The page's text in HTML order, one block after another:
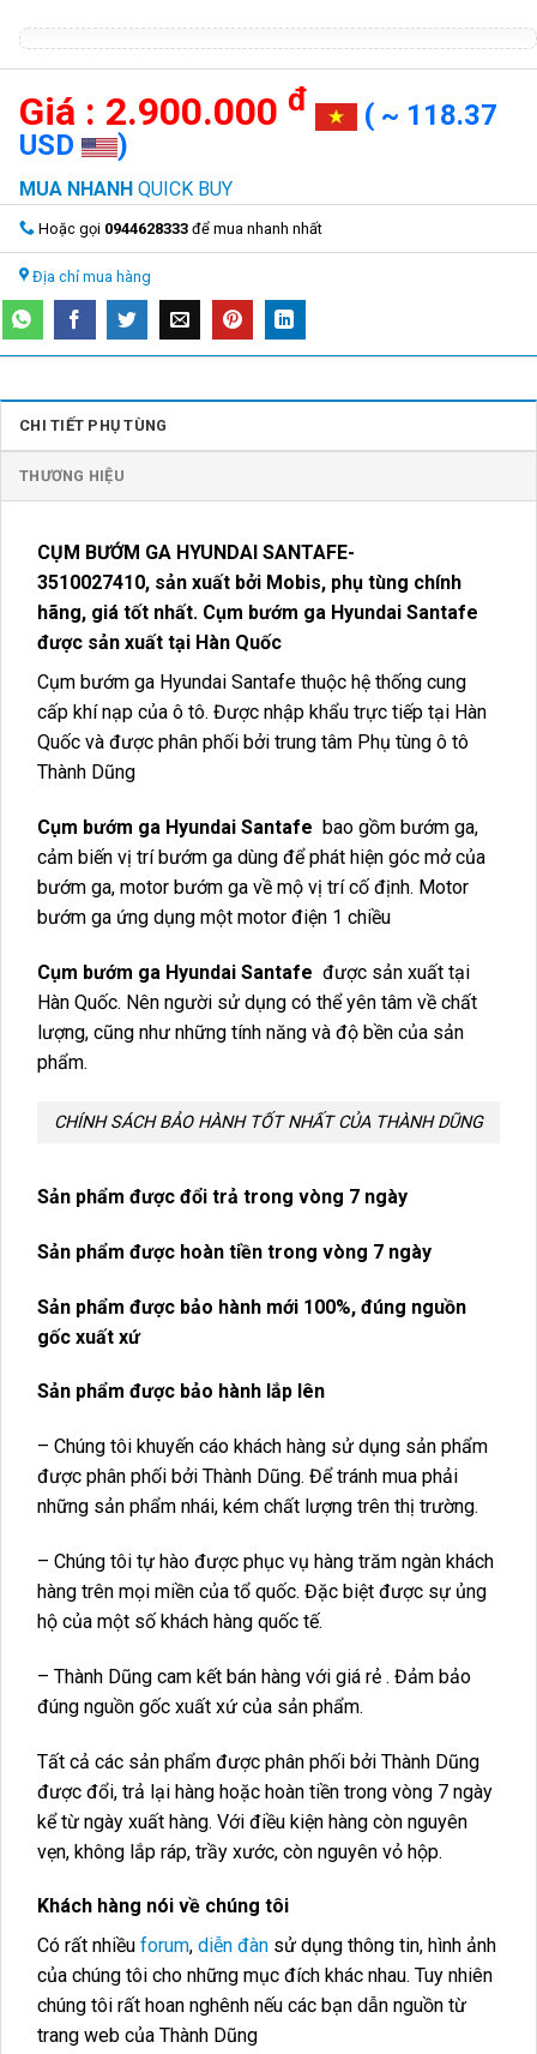
2.900.000 đ
( ~ 118.37
USD
)
MUA NHANH QUICK BUY
Hoặc gọi 0944628333 để mua nhanh nhất
Địa chỉ mua hàng
CHI TIẾT PHỤ TÙNG
THƯƠNG HIỆU
CỤM BƯỚM GA HYUNDAI SANTAFE-
3510027410, sản xuất bởi Mobis, phụ tùng chính
hãng, giá tốt nhất. Cụm bướm ga Hyundai Santafe
được sản xuất tại Hàn Quốc
Cụm bướm ga Hyundai Santafe thuộc hệ thống cung
cấp khí nạp của ô tô. Được nhập khẩu trực tiếp tại Hàn
Quốc và được phân phối bởi trung tâm Phụ tùng ô tô
Thành Dũng
Cụm bướm ga Hyundai Santafe bao gồm bướm ga,
cảm biến vị trí bướm ga dùng để phát hiện góc mở của
bướm ga, motor bướm ga về mộ vị trí cố định. Motor
bướm ga ứng dụng một motor điện 1 chiều
Cụm bướm ga Hyundai Santafe được sản xuất tại
Hàn Quốc. Nên người sử dụng có thể yên tâm về chất
lượng, cũng như những tính năng và độ bền của sản
phẩm.
CHÍNH SÁCH BẢO HÀNH TỐT NHẤT CỦA THÀNH DŨNG
Sản phẩm được đổi trả trong vòng 7 ngày
Sản phẩm được hoàn tiền trong vòng 7 ngày
Sản phẩm được bảo hành mới 100%, đúng nguồn
gốc xuất xứ
Sản phẩm được bảo hành lắp lên
– Chúng tôi khuyến cáo khách hàng sử dụng sản phẩm
được phân phối bởi Thành Dũng. Để tránh mua phải
những sản phẩm nhái, kém chất lượng trên thị trường.
– Chúng tôi tự hào được phục vụ hàng trăm ngàn khách
hàng trên mọi miền của tổ quốc. Đặc biệt được sự ủng
hộ của một số khách hàng quốc tế.
– Thành Dũng cam kết bán hàng với giá rẻ . Đảm bảo
đúng nguồn gốc xuất xứ của sản phẩm.
Tất cả các sản phẩm được phân phối bởi Thành Dũng
được đổi, trả lại hàng hoặc hoàn tiền trong vòng 7 ngày
kể từ ngày xuất hàng. Với điều kiện hàng còn nguyên
vẹn, không lắp ráp, trầy xước, còn nguyên vỏ hộp.
Khách hàng nói về chúng tôi
Có rất nhiều forum, diễn đàn sử dụng thông tin, hình ảnh
của chúng tôi cho những mục đích khác nhau. Tuy nhiên
chúng tôi rất hoan nghênh nếu các bạn dẫn nguồn từ
trang web của Thành Dũng